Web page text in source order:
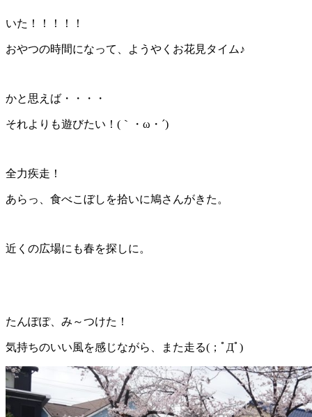
いた！！！！！
おやつの時間になって、ようやくお花見タイム♪
かと思えば・・・・
それよりも遊びたい！(｀・ω・´)
全力疾走！
あらっ、食べこぼしを拾いに鳩さんがきた。
近くの広場にも春を探しに。
たんぽぽ、み～つけた！
気持ちのいい風を感じながら、また走る(；ﾟДﾟ)